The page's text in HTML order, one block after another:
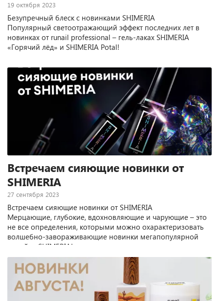
19 октября 2023
Безупречный блеск с новинками SHIMERIA
Популярный светоотражающий эффект последних лет в
новинках от runail professional – гель-лаках SHIMERIA
«Горячий лёд» и SHIMERIA Potal!
Встречаем сияющие новинки от
SHIMERIA
27 сентября 2023
Встречаем сияющие новинки от SHIMERIA
Мерцающие, глубокие, вдохновляющие и чарующие – это
не все определения, которыми можно охарактеризовать
волшебно-завораживающие новинки мегапопулярной
линейки SHIMERIA!